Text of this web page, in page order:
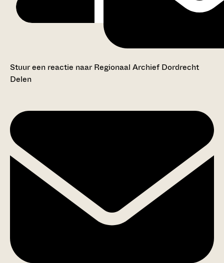
Stuur een reactie naar Regionaal Archief Dordrecht
Delen